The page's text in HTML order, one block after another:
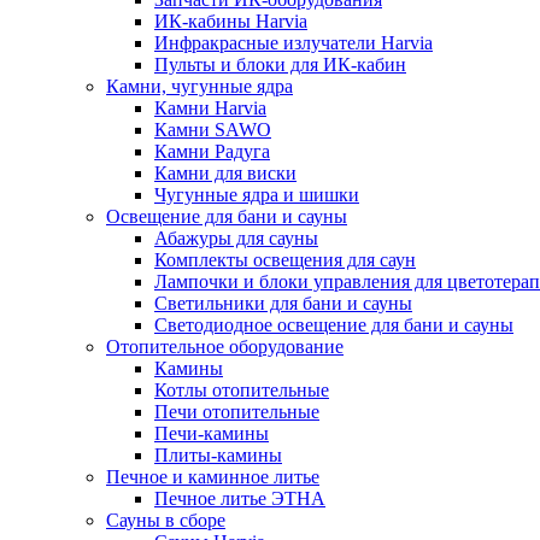
ИК-кабины Harvia
Инфракрасные излучатели Harvia
Пульты и блоки для ИК-кабин
Камни, чугунные ядра
Камни Harvia
Камни SAWO
Камни Радуга
Камни для виски
Чугунные ядра и шишки
Освещение для бани и сауны
Абажуры для сауны
Комплекты освещения для саун
Лампочки и блоки управления для
Светильники для бани и сауны
Светодиодное освещение для бани и сауны
Отопительное оборудование
Камины
Котлы отопительные
Печи отопительные
Печи-камины
Плиты-камины
Печное и каминное литье
Печное литье ЭТНА
Сауны в сборе